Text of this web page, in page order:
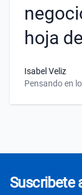
hoja
Isabel Veliz
Pensando en
Suscribete